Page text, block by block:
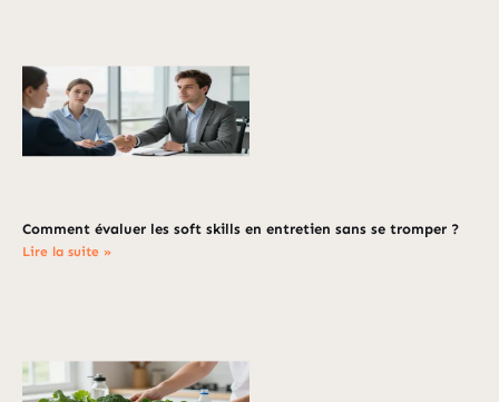
Comment évaluer les soft skills en entretien sans se tromper ?
Lire la suite »